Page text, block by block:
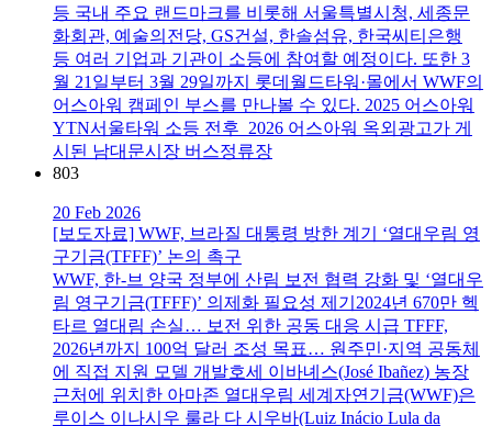
등 국내 주요 랜드마크를 비롯해 서울특별시청, 세종문
화회관, 예술의전당, GS건설, 한솔섬유, 한국씨티은행
등 여러 기업과 기관이 소등에 참여할 예정이다. 또한 3
월 21일부터 3월 29일까지 롯데월드타워·몰에서 WWF의
어스아워 캠페인 부스를 만나볼 수 있다. 2025 어스아워
YTN서울타워 소등 전후 2026 어스아워 옥외광고가 게
시된 남대문시장 버스정류장
803
20 Feb 2026
[보도자료] WWF, 브라질 대통령 방한 계기 ‘열대우림 영
구기금(TFFF)’ 논의 촉구
WWF, 한-브 양국 정부에 산림 보전 협력 강화 및 ‘열대우
림 영구기금(TFFF)’ 의제화 필요성 제기2024년 670만 헥
타르 열대림 손실… 보전 위한 공동 대응 시급 TFFF,
2026년까지 100억 달러 조성 목표… 원주민·지역 공동체
에 직접 지원 모델 개발호세 이바녜스(José Ibañez) 농장
근처에 위치한 아마존 열대우림 세계자연기금(WWF)은
루이스 이나시우 룰라 다 시우바(Luiz Inácio Lula da